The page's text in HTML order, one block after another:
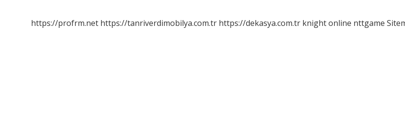
https://profrm.net https://tanriverdimobilya.com.tr https://dekasya.com.tr knight online nttgame